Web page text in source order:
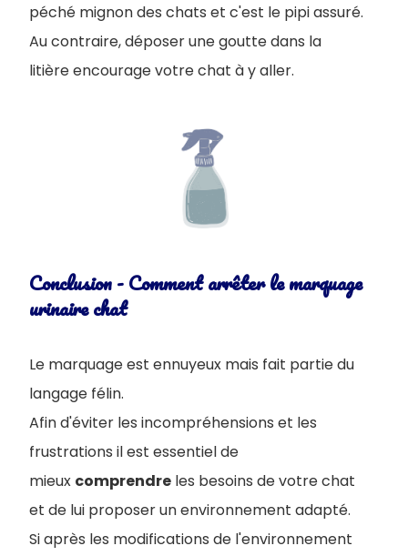
péché mignon des chats et c'est le pipi assuré.
Au contraire, déposer une goutte dans la
litière encourage votre chat à y aller.
Conclusion - Comment arrêter le marquage
urinaire chat
Le marquage est ennuyeux mais fait partie du
langage félin.
Afin d'éviter les incompréhensions et les
frustrations il est essentiel de
mieux comprendre les besoins de votre chat
et de lui proposer un environnement adapté.
Si après les modifications de l'environnement